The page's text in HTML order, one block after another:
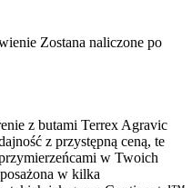
Zostana naliczone po
z butami Terrex Agravic
z przystępną ceną, te
w Twoich
w kilka